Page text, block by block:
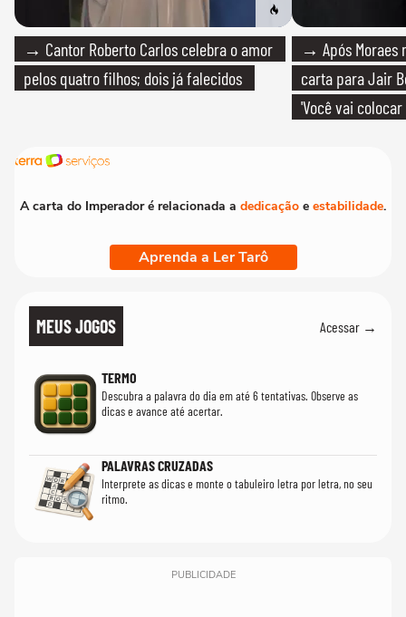
→ Cantor Roberto Carlos celebra o amor
pelos quatro filhos; dois já falecidos
→ Após Moraes
carta para Jair
'Você vai
A carta do Imperador é relacionada a dedicação e estabilidade.
Aprenda a Ler Tarô
MEUS JOGOS Acessar →
TERMO
Descubra a palavra do dia em até 6 tentativas. Observe as
dicas e avance até acertar.
PALAVRAS CRUZADAS
Interprete as dicas e monte o tabuleiro letra por letra, no seu
ritmo.
PUBLICIDADE